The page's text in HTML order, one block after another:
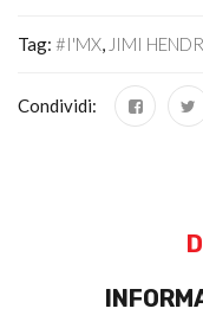
Tag: #I'MX, JIMI
Condividi: